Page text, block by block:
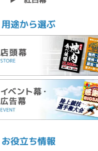
用途から選ぶ
お役立ち情報